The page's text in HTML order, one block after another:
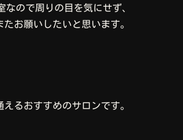
ので周りの目を気にせず、
お願いしたいと思います。
るおすすめのサロンです。